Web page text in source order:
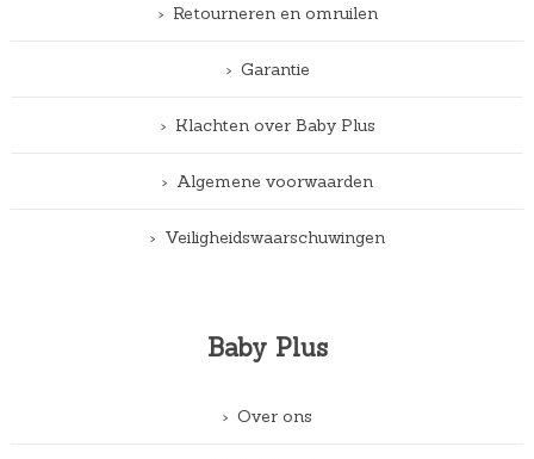
Retourneren en omruilen
Garantie
Klachten over Baby Plus
Algemene voorwaarden
Veiligheidswaarschuwingen
Baby Plus
Over ons